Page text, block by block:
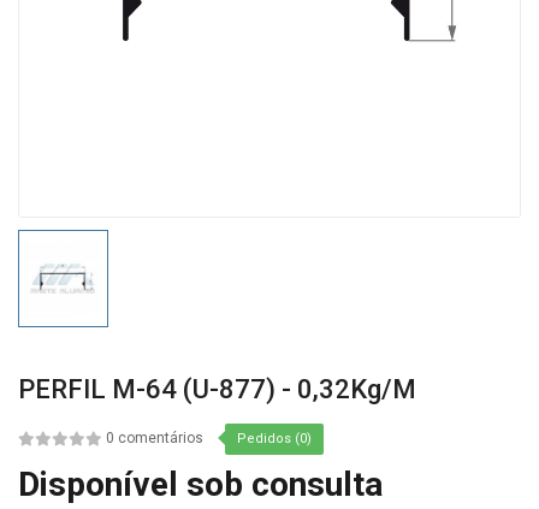
PERFIL M-64 (U-877) - 0,32Kg/m
0 comentários Pedidos (0)
Disponível sob consulta